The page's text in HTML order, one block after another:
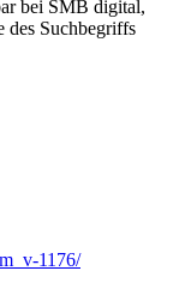
bei SMB digital,
des Suchbegriffs
1176/